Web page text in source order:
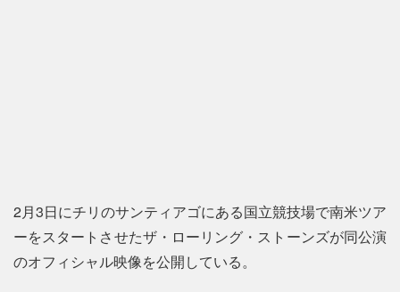
2月3日にチリのサンティアゴにある国立競技場で南米ツア
ーをスタートさせたザ・ローリング・ストーンズが同公演
のオフィシャル映像を公開している。